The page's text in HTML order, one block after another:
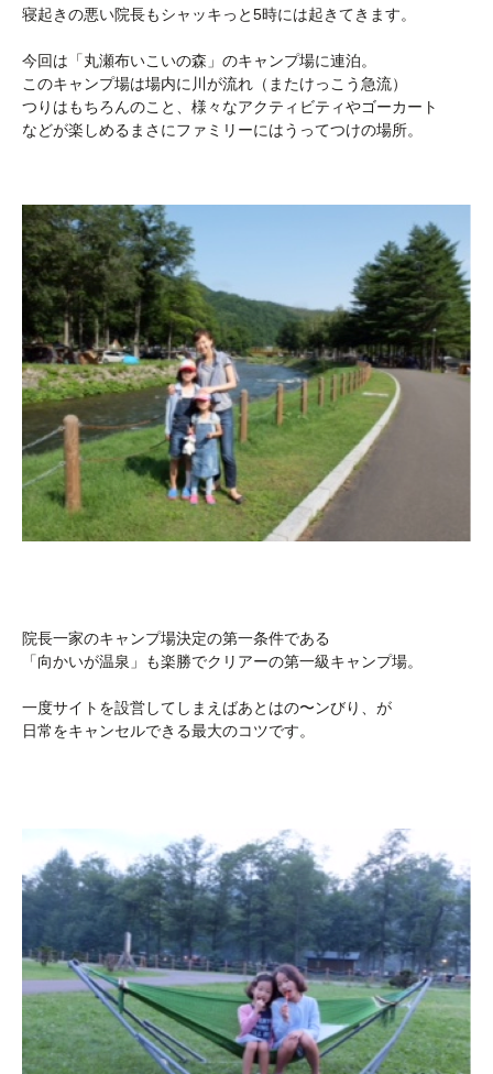
寝起きの悪い院長もシャッキっと5時には起きてきます。
今回は「丸瀬布いこいの森」のキャンプ場に連泊。
このキャンプ場は場内に川が流れ（またけっこう急流）
つりはもちろんのこと、様々なアクティビティやゴーカート
などが楽しめるまさにファミリーにはうってつけの場所。
院長一家のキャンプ場決定の第一条件である
「向かいが温泉」も楽勝でクリアーの第一級キャンプ場。
一度サイトを設営してしまえばあとはの〜ンびり、が
日常をキャンセルできる最大のコツです。